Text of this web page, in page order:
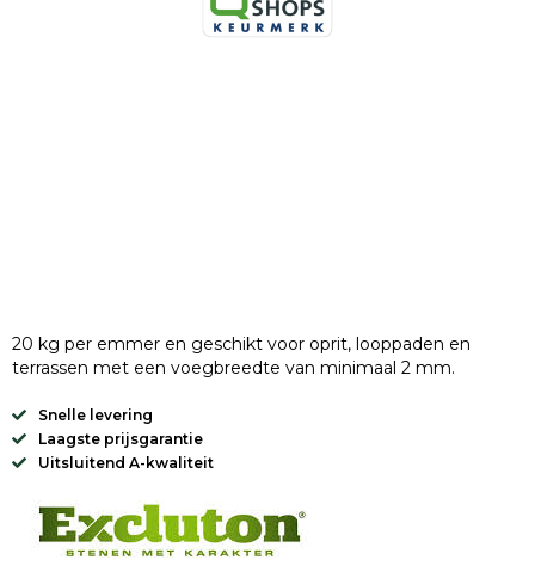
20 kg per emmer en geschikt voor oprit, looppaden en
terrassen met een voegbreedte van minimaal 2 mm.
Snelle levering
Laagste prijsgarantie
Uitsluitend A-kwaliteit